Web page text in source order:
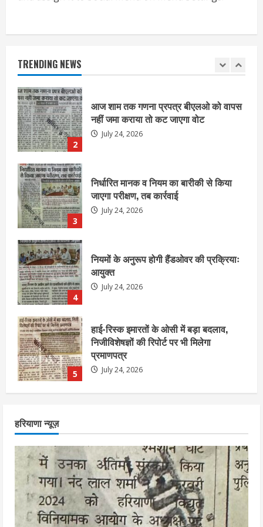
TRENDING NEWS
2
3
निर्धारित मानक व नियम का बारीकी से किया
जाएगा परीक्षण, तब कार्रवाई
July 24, 2026
4
नियमों के अनुरूप होगी हैंडओवर की प्रक्रियाः
आयुक्त
July 24, 2026
5
हाई-रिस्क इमारतों के ओसी में बड़ा बदलाव,
निजीविशेषज्ञों की रिपोर्ट पर भी मिलेगा
प्रमाणपत्र
July 24, 2026
1
एचईआरसी के अध्यक्ष नंद लाल का निधन
July 24, 2026
निर्धारित मानक व नियम का बारीकी से किया
जाएगा परीक्षण, तब कार्रवाई
July 24, 2026
हरियाणा न्यूज़